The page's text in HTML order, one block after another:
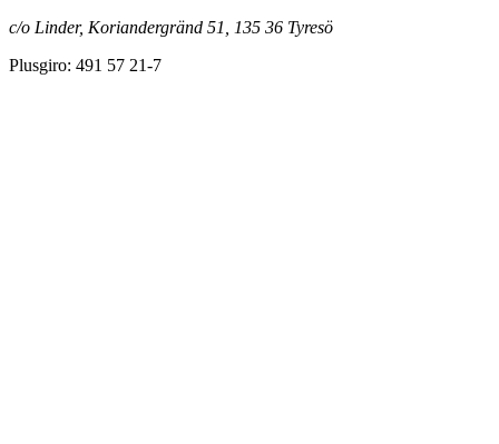
c/o Linder, Koriandergränd 51, 135 36 Tyresö
Plusgiro: 491 57 21-7